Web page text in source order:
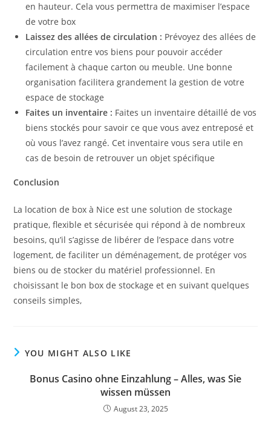
en hauteur. Cela vous permettra de maximiser l’espace
de votre box
Laissez des allées de circulation : Prévoyez des allées de
circulation entre vos biens pour pouvoir accéder
facilement à chaque carton ou meuble. Une bonne
organisation facilitera grandement la gestion de votre
espace de stockage
Faites un inventaire : Faites un inventaire détaillé de vos
biens stockés pour savoir ce que vous avez entreposé et
où vous l’avez rangé. Cet inventaire vous sera utile en
cas de besoin de retrouver un objet spécifique
Conclusion
La location de box à Nice est une solution de stockage
pratique, flexible et sécurisée qui répond à de nombreux
besoins, qu’il s’agisse de libérer de l’espace dans votre
logement, de faciliter un déménagement, de protéger vos
biens ou de stocker du matériel professionnel. En
choisissant le bon box de stockage et en suivant quelques
conseils simples,
YOU MIGHT ALSO LIKE
Bonus Casino ohne Einzahlung – Alles, was Sie
wissen müssen
August 23, 2025